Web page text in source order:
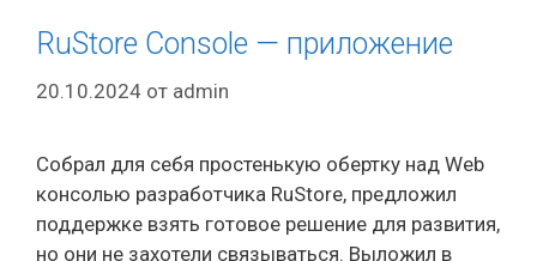
RuStore Console — приложение
20.10.2024 от admin
Собрал для себя простенькую обертку над Web
консолью разработчика RuStore, предложил
поддержке взять готовое решение для развития,
но они не захотели связываться. Выложил в